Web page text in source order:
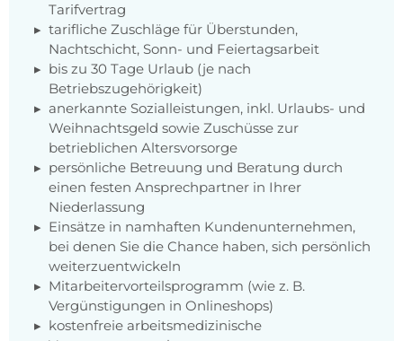
Tarifvertrag
tarifliche Zuschläge für Überstunden,
Nachtschicht, Sonn- und Feiertagsarbeit
bis zu 30 Tage Urlaub (je nach
Betriebszugehörigkeit)
anerkannte Sozialleistungen, inkl. Urlaubs- und
Weihnachtsgeld sowie Zuschüsse zur
betrieblichen Altersvorsorge
persönliche Betreuung und Beratung durch
einen festen Ansprechpartner in Ihrer
Niederlassung
Einsätze in namhaften Kundenunternehmen,
bei denen Sie die Chance haben, sich persönlich
weiterzuentwickeln
Mitarbeitervorteilsprogramm (wie z. B.
Vergünstigungen in Onlineshops)
kostenfreie arbeitsmedizinische